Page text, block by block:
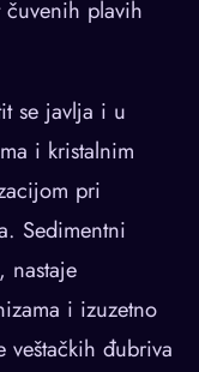
plavih
se javlja i u
i kristalnim
pri
Sedimentni
nastaje
i izuzetno
đubriva